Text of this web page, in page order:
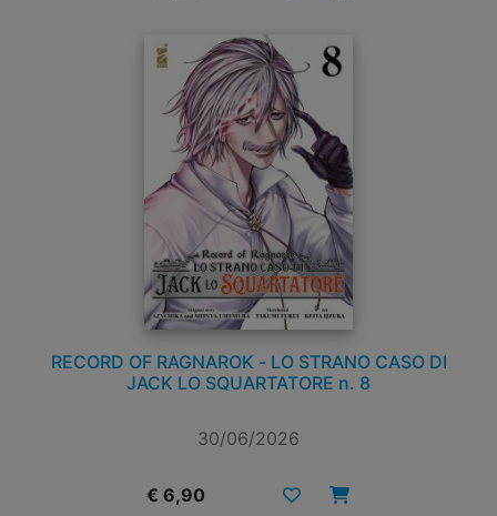
RECORD OF RAGNAROK - LO STRANO CASO DI
JACK LO SQUARTATORE n. 8
30/06/2026
€ 6,90